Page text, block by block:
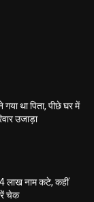
था पिता, पीछे घर में
उजाड़ा
लाख नाम कटे, कहीं
चेक